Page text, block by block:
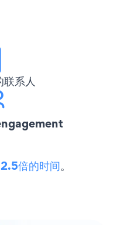
联系人
2.5倍的时间。